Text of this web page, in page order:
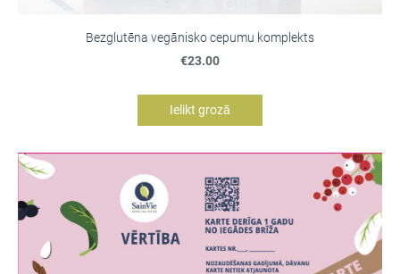
Bezglutēna vegānisko cepumu komplekts
€23.00
Ielikt grozā